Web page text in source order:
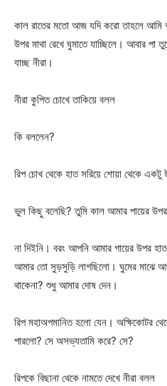
কাল রাতের মতো আজ যদি করো তাহলে আমি
উপর মাথা রেখে ঘুমাতে যাচ্ছিলে। আবার পা
যাচ্ছ নীরা।
নীরা কুপিত চোখে তাকিয়ে বলল
কি বললেন?
রিপ চোখ থেকে হাত সরিয়ে শোয়া থেকে একটু
ভুল কিছু বলেছি? তুমি কাল আমার পায়ের উপর
না দিইনি। বরং আপনি আমার গায়ের উপর
আমার তো সুড়সুড়ি লাগছিলো। ঘুমের মাঝে
থাকেনা? শুধু আমার দোষ দেন।
রিপ মহাঅপমানিত হলো যেন। অক্ষিকোটর
পারলো? সে অসভ্যতামি করে? সে?
রিপকে বিছানা থেকে নামতে দেখে নীরা বলল